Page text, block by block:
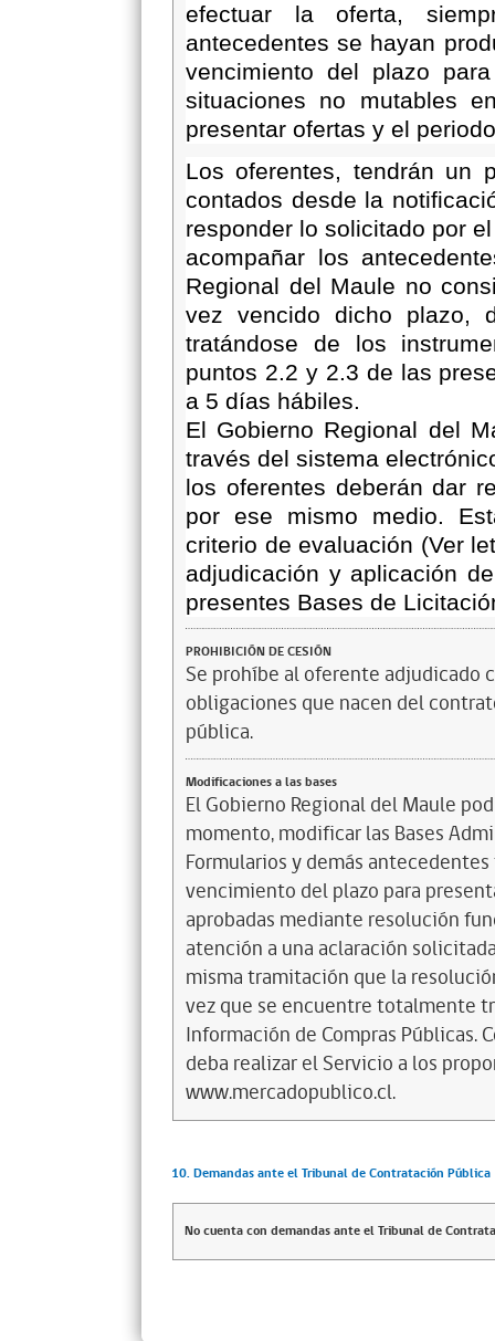
efectuar la oferta,
antecedentes se hayan
vencimiento del plazo
situaciones no mutables
presentar ofertas y el
Los oferentes, tendrán un
contados desde la
responder lo solicitado por
acompañar los
Regional del Maule no
vez vencido dicho plazo,
tratándose de los
puntos 2.2 y 2.3 de las
a 5 días hábiles.
El Gobierno Regional del
través del sistema
los oferentes deberán dar
por ese mismo medio.
criterio de evaluación (Ver
adjudicación y aplicación
presentes Bases de
PROHIBICIÓN DE CESIÓN
Se prohíbe al oferente adjudicado
obligaciones que nacen del
pública.
Modificaciones a las bases
El Gobierno Regional del Maule
momento, modificar las Bases
Formularios y demás
vencimiento del plazo para
aprobadas mediante resolución
atención a una aclaración
misma tramitación que la
vez que se encuentre totalmente
Información de Compras Públicas.
deba realizar el Servicio a los
www.mercadopublico.cl.
10. Demandas ante el Tribunal de Contratación Pública
No cuenta con demandas ante el Tribunal de